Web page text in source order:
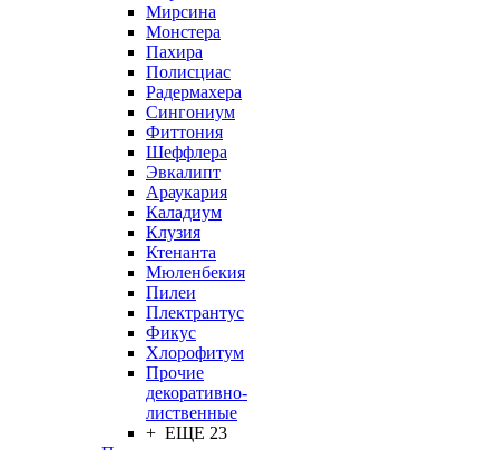
Мирсина
Монстера
Пахира
Полисциас
Радермахера
Сингониум
Фиттония
Шеффлера
Эвкалипт
Араукария
Каладиум
Клузия
Ктенанта
Мюленбекия
Пилеи
Плектрантус
Фикус
Хлорофитум
Прочие
декоративно-
лиственные
+ ЕЩЕ 23